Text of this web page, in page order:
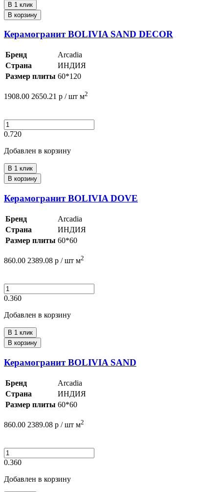
В 1 клик
В корзину
Керамогранит BOLIVIA SAND DECOR
Бренд
Arcadia
Страна
ИНДИЯ
Размер плиты 60*120
1908.00 2650.21 р / шт м2
0.720
Добавлен в корзину
В 1 клик
В корзину
Керамогранит BOLIVIA DOVE
Бренд
Arcadia
Страна
ИНДИЯ
Размер плиты 60*60
860.00 2389.08 р / шт м2
0.360
Добавлен в корзину
В 1 клик
В корзину
Керамогранит BOLIVIA SAND
Бренд
Arcadia
Страна
ИНДИЯ
Размер плиты 60*60
860.00 2389.08 р / шт м2
0.360
Добавлен в корзину